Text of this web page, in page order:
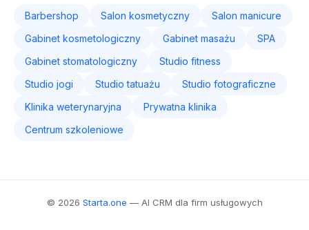
Barbershop Salon kosmetyczny
Salon manicure
Gabinet kosmetologiczny
Gabinet masażu
SPA
Gabinet stomatologiczny
Studio fitness
Studio jogi
Studio tatuażu
Studio fotograficzne
Klinika weterynaryjna
Prywatna klinika
Centrum szkoleniowe
© 2026 Starta.one — AI CRM dla firm usługowych